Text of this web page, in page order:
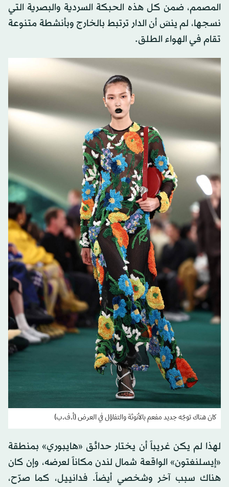
المصمم، ضمن كل هذه الحبكة السردية والبصرية التي
نسجها، لم ينسَ أن الدار ترتبط بالخارج وبأنشطة متنوعة
تقام في الهواء الطلق.
كان هناك توجّه جديد مفعم بالأنوثة والتفاؤل في العرض (أ.ف.ب)
لهذا لم يكن غريباً أن يختار حدائق «هايبوري» بمنطقة
«إيسلنغتون» الواقعة شمال لندن مكاناً لعرضه، وإن كان
هناك سبب آخر وشخصي أيضاً. فدانييل، كما صرّح،